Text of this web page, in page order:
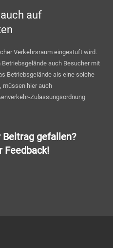
auf
Verkehrsraum eingestuft wird.
auch Besucher mit
Betriebsgelände als eine solche
müssen hier auch
Zulassungsordnung
gefallen?
Feedback!